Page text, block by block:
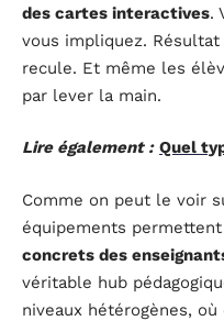
des cartes interactives.
vous impliquez. Résultat
recule. Et même les
par lever la main.
Lire également : Quel
Comme on peut le voir
équipements permettent
concrets des
véritable hub
niveaux hétérogènes,